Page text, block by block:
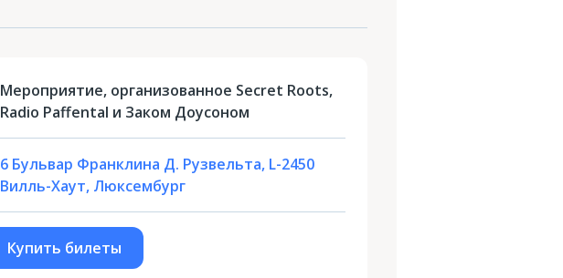
Мероприятие, организованное Secret Roots,
Radio Paffental и Заком Доусоном
6 Бульвар Франклина Д. Рузвельта, L-2450
Вилль-Хаут, Люксембург
Купить билеты